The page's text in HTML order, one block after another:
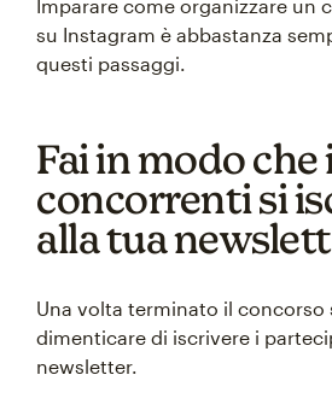
Imparare come organizzare un
su Instagram è abbastanza
questi passaggi.
Fai in modo che
concorrenti si
alla tua
Una volta terminato il concorso
dimenticare di iscrivere i
newsletter.